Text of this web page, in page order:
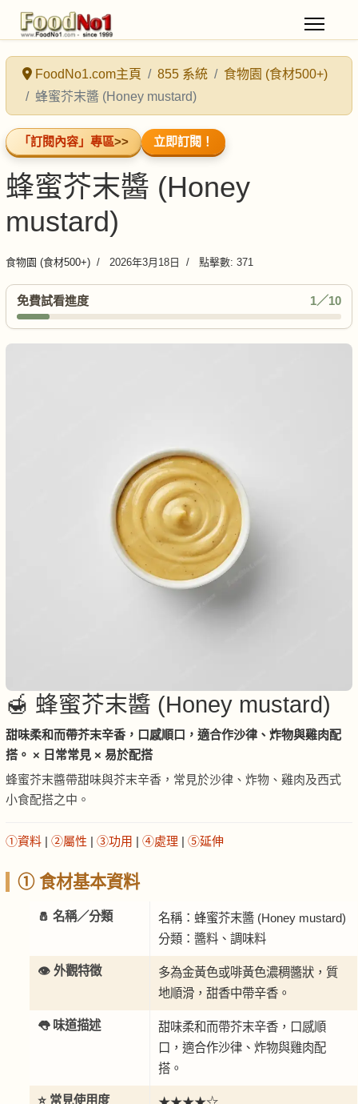
FoodNo1.com主頁 855 系統
食物園 (食材500+)
蜂蜜芥末醬 (Honey mustard)
「訂閱內容」專區>> 立即訂閱！
蜂蜜芥末醬 (Honey
mustard)
食物園 (食材500+) 2026年3月18日 點擊數: 371
免費試看進度 1／10
🍯 蜂蜜芥末醬 (Honey mustard)
甜味柔和而帶芥末辛香，口感順口，適合作沙律、炸物與雞肉配
搭。 × 日常常見 × 易於配搭
蜂蜜芥末醬帶甜味與芥末辛香，常見於沙律、炸物、雞肉及西式
小食配搭之中。
①資料 | ②屬性 | ③功用 | ④處理 | ⑤延伸
① 食材基本資料
🧂 名稱／分類
名稱：蜂蜜芥末醬 (Honey mustard)
分類：醬料、調味料
👁️ 外觀特徵
多為金黃色或啡黃色濃稠醬狀，質
地順滑，甜香中帶辛香。
👅 味道描述
甜味柔和而帶芥末辛香，口感順
口，適合作沙律、炸物與雞肉配
搭。
⭐ 常見使用度